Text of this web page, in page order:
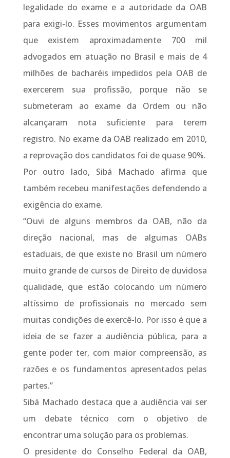
legalidade do exame e a autoridade da OAB
para exigi-lo. Esses movimentos argumentam
que existem aproximadamente 700 mil
advogados em atuação no Brasil e mais de 4
milhões de bacharéis impedidos pela OAB de
exercerem sua profissão, porque não se
submeteram ao exame da Ordem ou não
alcançaram nota suficiente para terem
registro. No exame da OAB realizado em 2010,
a reprovação dos candidatos foi de quase 90%.
Por outro lado, Sibá Machado afirma que
também recebeu manifestações defendendo a
exigência do exame.
“Ouvi de alguns membros da OAB, não da
direção nacional, mas de algumas OABs
estaduais, de que existe no Brasil um número
muito grande de cursos de Direito de duvidosa
qualidade, que estão colocando um número
altíssimo de profissionais no mercado sem
muitas condições de exercê-lo. Por isso é que a
ideia de se fazer a audiência pública, para a
gente poder ter, com maior compreensão, as
razões e os fundamentos apresentados pelas
partes.”
Sibá Machado destaca que a audiência vai ser
um debate técnico com o objetivo de
encontrar uma solução para os problemas.
O presidente do Conselho Federal da OAB,